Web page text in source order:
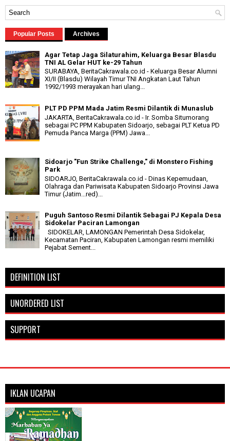
Popular Posts Archives
Agar Tetap Jaga Silaturahim, Keluarga Besar Blasdu
TNI AL Gelar HUT ke-29 Tahun
SURABAYA, BeritaCakrawala.co.id - Keluarga Besar Alumni
XI/II (Blasdu) Wilayah Timur TNI Angkatan Laut Tahun
1992/1993 merayakan hari ulang...
PLT PD PPM Mada Jatim Resmi Dilantik di Munaslub
JAKARTA, BeritaCakrawala.co.id - Ir. Somba Situmorang
sebagai PC PPM Kabupaten Sidoarjo, sebagai PLT Ketua PD
Pemuda Panca Marga (PPM) Jawa...
Sidoarjo "Fun Strike Challenge," di Monstero Fishing
Park
SIDOARJO, BeritaCakrawala.co.id - Dinas Kepemudaan,
Olahraga dan Pariwisata Kabupaten Sidoarjo Provinsi Jawa
Timur (Jatim...red)...
Puguh Santoso Resmi Dilantik Sebagai PJ Kepala Desa
Sidokelar Paciran Lamongan
SIDOKELAR, LAMONGAN Pemerintah Desa Sidokelar,
Kecamatan Paciran, Kabupaten Lamongan resmi memiliki
Pejabat Sement...
DEFINITION LIST
UNORDERED LIST
SUPPORT
IKLAN UCAPAN